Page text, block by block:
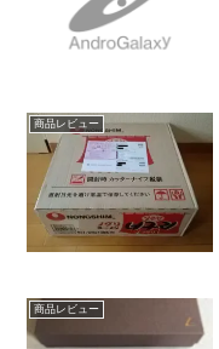
商品レビュー
商品レビュー